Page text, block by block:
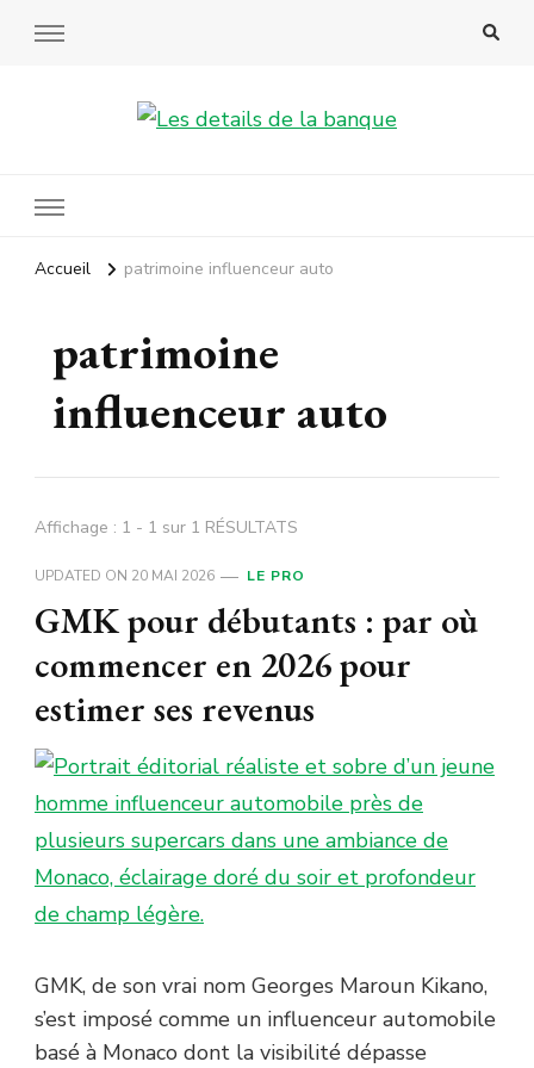
Accueil patrimoine influenceur auto
patrimoine
influenceur auto
Affichage : 1 - 1 sur 1 RÉSULTATS
UPDATED ON 20 MAI 2026 LE PRO
GMK pour débutants : par où
commencer en 2026 pour
estimer ses revenus
GMK, de son vrai nom Georges Maroun Kikano,
s’est imposé comme un influenceur automobile
basé à Monaco dont la visibilité dépasse